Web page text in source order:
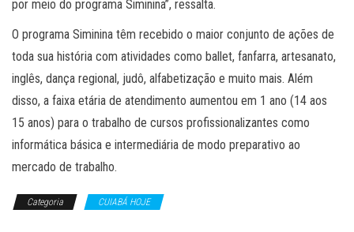
por meio do programa Siminina”, ressalta.
O programa Siminina têm recebido o maior conjunto de ações de
toda sua história com atividades como ballet, fanfarra, artesanato,
inglês, dança regional, judô, alfabetização e muito mais. Além
disso, a faixa etária de atendimento aumentou em 1 ano (14 aos
15 anos) para o trabalho de cursos profissionalizantes como
informática básica e intermediária de modo preparativo ao
mercado de trabalho.
Categoria CUIABÁ HOJE